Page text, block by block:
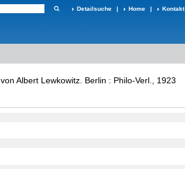
Detailsuche | Home | Kontakt
Albert Lewkowitz. Berlin : Philo-Verl., 1923